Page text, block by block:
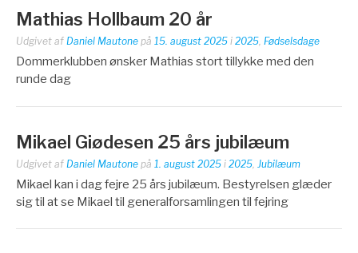
Mathias Hollbaum 20 år
Udgivet af Daniel Mautone på 15. august 2025 i 2025, Fødselsdage
Dommerklubben ønsker Mathias stort tillykke med den
runde dag
Mikael Giødesen 25 års jubilæum
Udgivet af Daniel Mautone på 1. august 2025 i 2025 Jubilæum
Mikael kan i dag fejre 25 års jubilæum. Bestyrelsen glæder
sig til at se Mikael til generalforsamlingen til fejring